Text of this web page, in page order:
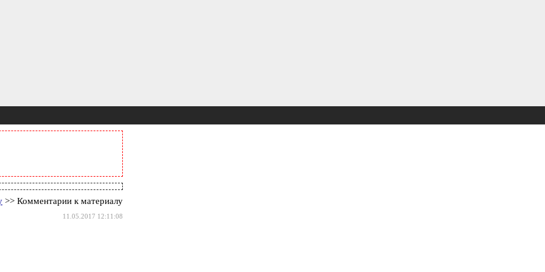
>> Комментарии к материалу
11.05.2017 12:11:08